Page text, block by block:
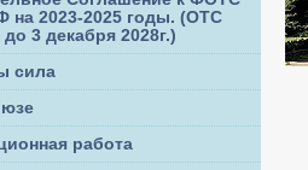
на 2023-2025 годы. (ОТС
3 декабря 2028г.)
сила
работа